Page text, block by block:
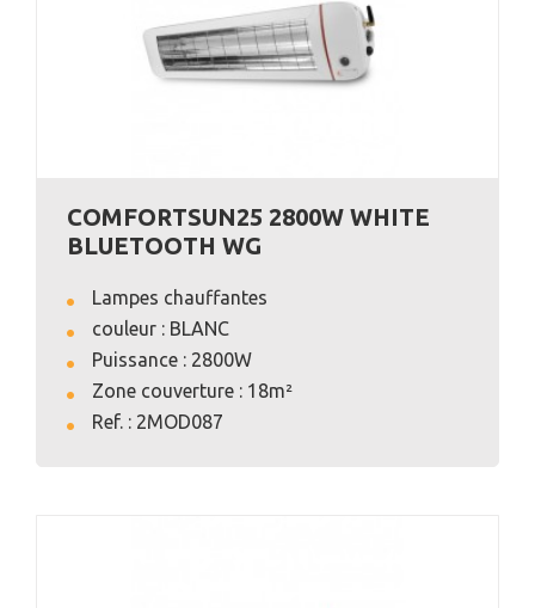
VOIR L'ANNONCE
COMFORTSUN25 2800W WHITE
BLUETOOTH WG
Lampes chauffantes
couleur : BLANC
Puissance : 2800W
Zone couverture : 18m²
Ref. : 2MOD087